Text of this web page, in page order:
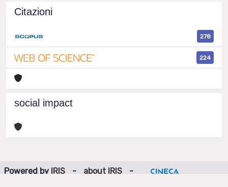
Citazioni
278
224
social impact
Powered by IRIS - about IRIS
-